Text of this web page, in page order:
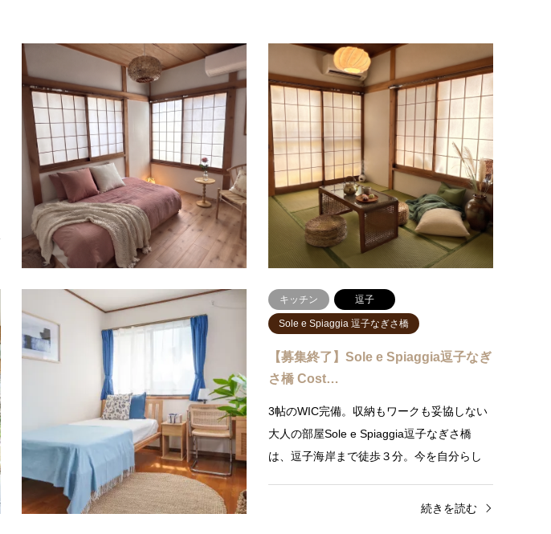
葉山
Sole e Spiaggia葉山元町
【募集予定】Sole e Spiaggia葉山元町
Rosa（櫻…
葉山の山桜を眺める空間優しい色合いのサ
クラ無垢フローリングが広がる、東向きの
明るいお部屋です。大きな窓からは葉山の
美しい山桜の山並みを一望でき、清…
続きを読む
DIYで暮らす 葉山
Foglie e Brezza 葉山風早
【募集終了】Foglie e Brezza 葉山風
【2026年5月29日内見START】内見予約受
付中コンセプトは”海街の爽風で四季を感じ
て暮らす葉山の家”お部屋名はEstate（エス
ターテ）Estate（エスターテ）はイ…
続きを読む
キッチン 逗子
Sole e Spiaggia 逗子なぎさ橋
【募集終了】Sole e Spiaggia逗子なぎ
さ橋 Cost…
3帖のWIC完備。収納もワークも妥協しない
大人の部屋Sole e Spiaggia逗子なぎさ橋
は、逗子海岸まで徒歩３分。今を自分らし
続きを読む